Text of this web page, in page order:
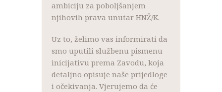
ambiciju za poboljšanjem
njihovih prava unutar HNŽ/K.
Uz to, želimo vas informirati da
smo uputili službenu pismenu
inicijativu prema Zavodu, koja
detaljno opisuje naše prijedloge
i očekivanja. Vjerujemo da će